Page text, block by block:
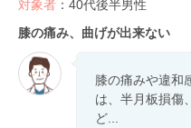
対象者 ：40代後半男性
膝の痛み、曲げが出来ない
膝の痛みや違和
は、半月板損傷
ど...